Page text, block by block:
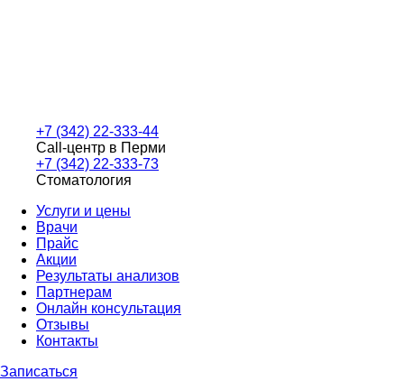
+7 (342) 22-333-44
Call-центр в Перми
+7 (342) 22-333-73
Стоматология
Услуги и цены
Врачи
Прайс
Акции
Результаты анализов
Партнерам
Онлайн консультация
Отзывы
Контакты
Записаться